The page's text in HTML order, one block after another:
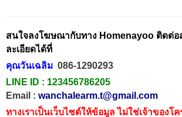
สนใจลงโฆษณากับทาง Homenayoo ติดต่อ
ละเอียดได้ที่
คุณวันเฉลิม 086-1290293
LINE ID : 123456786205
Email : wanchalearm.t@gmail.com
ทางเราเป็นเว็บไซต์ให้ข้อมูล ไม่ใช่เจ้าของโ